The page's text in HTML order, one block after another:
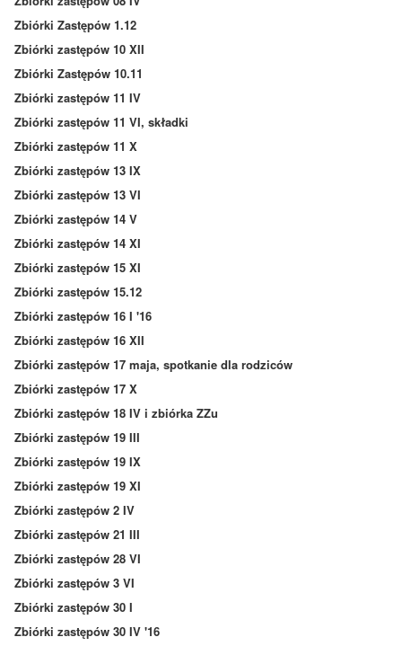
Zbiórki Zastępów 1.12
Zbiórki zastępów 10 XII
Zbiórki Zastępów 10.11
Zbiórki zastępów 11 IV
Zbiórki zastępów 11 VI, składki
Zbiórki zastępów 11 X
Zbiórki zastępów 13 IX
Zbiórki zastępów 13 VI
Zbiórki zastępów 14 V
Zbiórki zastępów 14 XI
Zbiórki zastępów 15 XI
Zbiórki zastępów 15.12
Zbiórki zastępów 16 I '16
Zbiórki zastępów 16 XII
Zbiórki zastępów 17 maja, spotkanie dla rodziców
Zbiórki zastępów 17 X
Zbiórki zastępów 18 IV i zbiórka ZZu
Zbiórki zastępów 19 III
Zbiórki zastępów 19 IX
Zbiórki zastępów 19 XI
Zbiórki zastępów 2 IV
Zbiórki zastępów 21 III
Zbiórki zastępów 28 VI
Zbiórki zastępów 3 VI
Zbiórki zastępów 30 I
Zbiórki zastępów 30 IV '16